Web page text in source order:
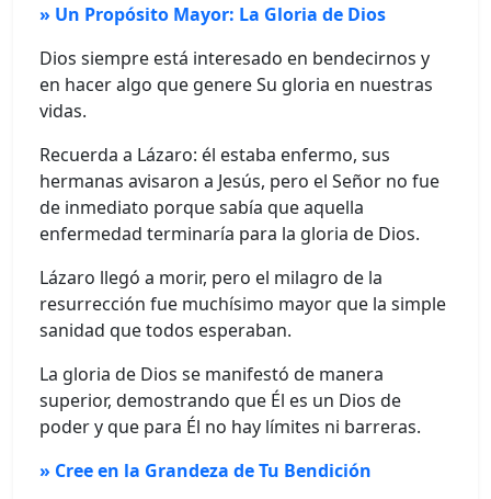
» Un Propósito Mayor: La Gloria de Dios
Dios siempre está interesado en bendecirnos y
en hacer algo que genere Su gloria en nuestras
vidas.
Recuerda a Lázaro: él estaba enfermo, sus
hermanas avisaron a Jesús, pero el Señor no fue
de inmediato porque sabía que aquella
enfermedad terminaría para la gloria de Dios.
Lázaro llegó a morir, pero el milagro de la
resurrección fue muchísimo mayor que la simple
sanidad que todos esperaban.
La gloria de Dios se manifestó de manera
superior, demostrando que Él es un Dios de
poder y que para Él no hay límites ni barreras.
» Cree en la Grandeza de Tu Bendición